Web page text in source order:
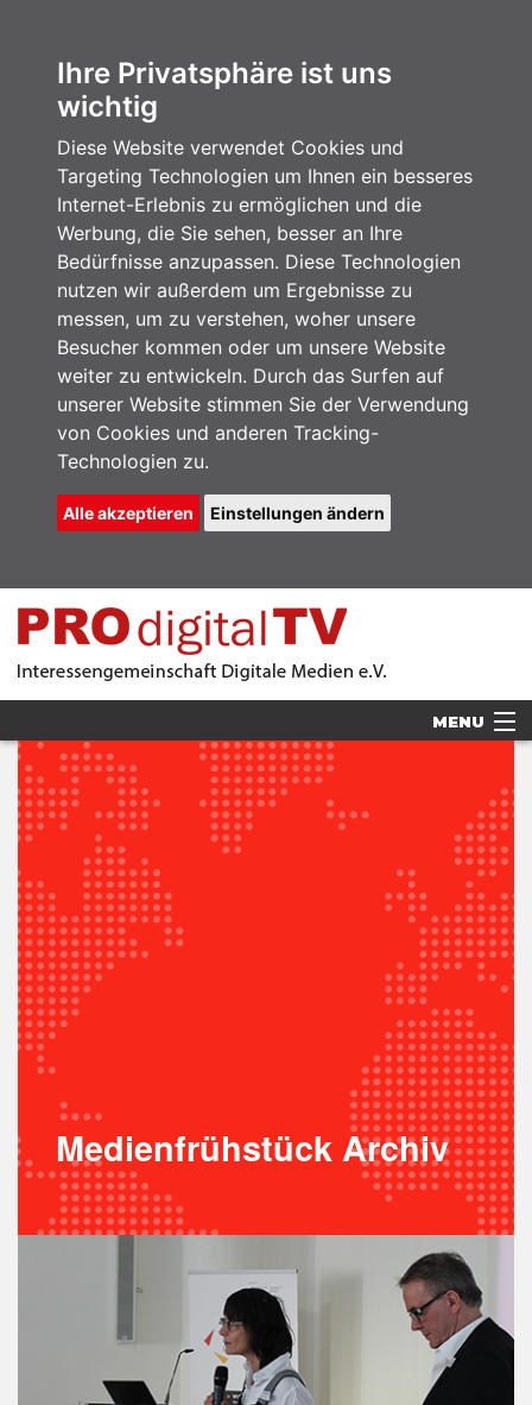
Ihre Privatsphäre ist uns
wichtig
Diese Website verwendet Cookies und
Targeting Technologien um Ihnen ein besseres
Internet-Erlebnis zu ermöglichen und die
Werbung, die Sie sehen, besser an Ihre
Bedürfnisse anzupassen. Diese Technologien
nutzen wir außerdem um Ergebnisse zu
messen, um zu verstehen, woher unsere
Besucher kommen oder um unsere Website
weiter zu entwickeln. Durch das Surfen auf
unserer Website stimmen Sie der Verwendung
von Cookies und anderen Tracking-
Technologien zu.
Alle akzeptieren Einstellungen ändern
MENU
AKTUELLES
MITGLIEDER
VERANSTALTUNGEN
VORSTAND
PRESSE
SPONSOREN & PARTNER
LOGIN
Medienfrühstück Archiv